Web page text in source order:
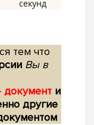
тем что
Вы в
документ и
другие